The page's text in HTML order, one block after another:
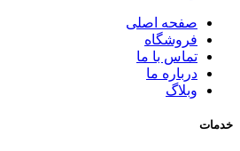
صفحه اصلی
فروشگاه
تماس با ما
درباره ما
وبلاگ
خدمات